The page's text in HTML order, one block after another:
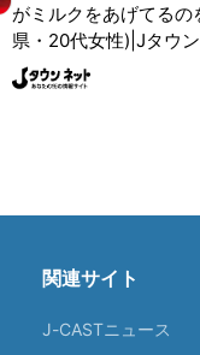
がミルクをあげてるの
県・20代女性)|Jタウ
関連サイト
J-CASTニュース